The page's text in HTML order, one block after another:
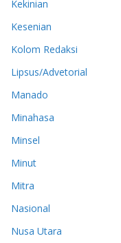
Kekinian
Kesenian
Kolom Redaksi
Lipsus/Advetorial
Manado
Minahasa
Minsel
Minut
Mitra
Nasional
Nusa Utara